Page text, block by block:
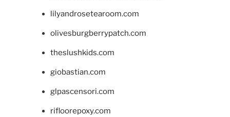
lilyandrosetearoom.com
olivesburgberrypatch.com
theslushkids.com
giobastian.com
glpascensori.com
rifloorepoxy.com